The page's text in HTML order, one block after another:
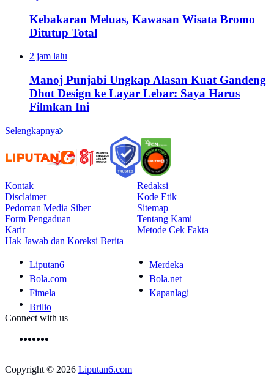
Kebakaran Meluas, Kawasan Wisata Bromo
Ditutup Total
2 jam lalu
Manoj Punjabi Ungkap Alasan Kuat Gandeng
Dhot Design ke Layar Lebar: Saya Harus
Filmkan Ini
Selengkapnya
Kontak
Redaksi
Disclaimer
Kode Etik
Pedoman Media Siber
Sitemap
Form Pengaduan
Tentang Kami
Karir
Metode Cek Fakta
Hak Jawab dan Koreksi Berita
Liputan6
Merdeka
Bola.com
Bola.net
Fimela
Kapanlagi
Brilio
Connect with us
Copyright © 2026 Liputan6.com